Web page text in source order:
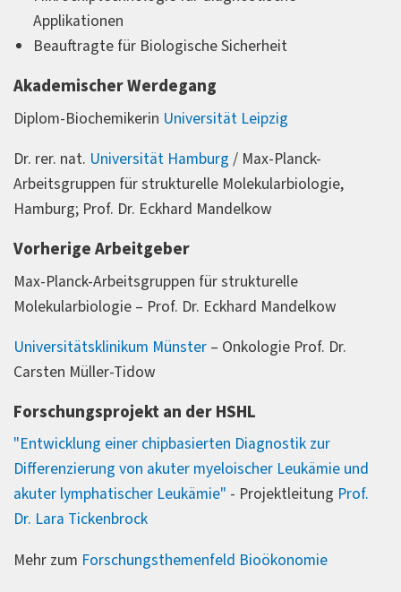
Applikationen
Beauftragte für Biologische Sicherheit
Akademischer Werdegang
Diplom-Biochemikerin Universität Leipzig
Dr. rer. nat. Universität Hamburg / Max-Planck-
Arbeitsgruppen für strukturelle Molekularbiologie,
Hamburg; Prof. Dr. Eckhard Mandelkow
Vorherige Arbeitgeber
Max-Planck-Arbeitsgruppen für strukturelle
Molekularbiologie – Prof. Dr. Eckhard Mandelkow
Universitätsklinikum Münster – Onkologie Prof. Dr.
Carsten Müller-Tidow
Forschungsprojekt an der HSHL
"Entwicklung einer chipbasierten Diagnostik zur
Differenzierung von akuter myeloischer Leukämie und
akuter lymphatischer Leukämie" - Projektleitung Prof.
Dr. Lara Tickenbrock
Mehr zum Forschungsthemenfeld Bioökonomie